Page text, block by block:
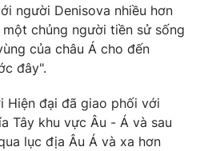
người Denisova nhiều hơn
chủng người tiền sử sống
của châu Á cho đến
đây".
Hiện đại đã giao phối với
Tây khu vực Âu - Á và sau
lục địa Âu Á và xa hơn